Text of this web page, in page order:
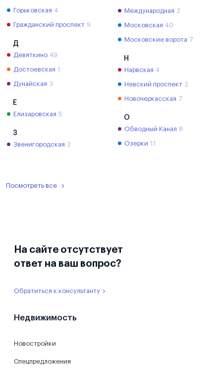
Горьковская 4
Гражданский проспект 9
Д
Девяткино 49
Достоевская 1
Дунайская 3
Е
Елизаровская 5
З
Звенигородская 2
Международная 2
Московская 40
Московские ворота 7
Н
Нарвская 4
Невский проспект 2
Новочеркасская 7
О
Обводный Канал 8
Озерки 11
Посмотреть все
На сайте отсутствует
ответ на ваш вопрос?
Обратиться к консультанту
Недвижимость
Новостройки
Спецпредложения